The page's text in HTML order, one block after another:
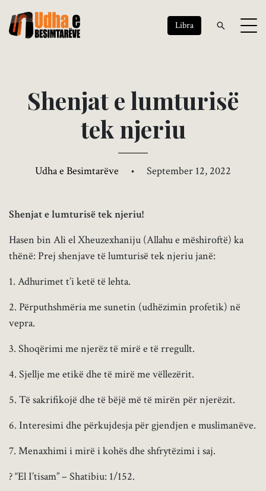
Libra
Shenjatelumturisë
teknjeriu
Udha e Besimtarëve • September 12, 2022
Shenjat e lumturisë tek njeriu!
Hasen bin Ali el Xheuzexhaniju (Allahu e mëshiroftë) ka
thënë: Prej shenjave të lumturisë tek njeriu janë:
1. Adhurimet t’i ketë të lehta.
2. Përputhshmëria me sunetin (udhëzimin profetik) në
vepra.
3. Shoqërimi me njerëz të mirë e të rregullt.
4. Sjellje me etikë dhe të mirë me vëllezërit.
5. Të sakrifikojë dhe të bëjë më të mirën për njerëzit.
6. Interesimi dhe përkujdesja për gjendjen e muslimanëve.
7. Menaxhimi i mirë i kohës dhe shfrytëzimi i saj.
? “El I’tisam” – Shatibiu: 1/152.